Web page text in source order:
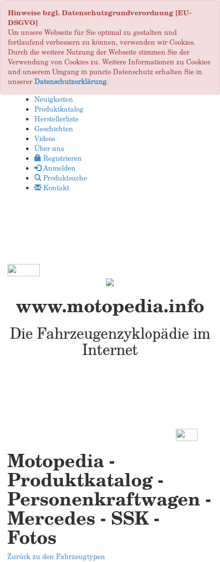
Hinweise bzgl. Datenschutzgrundverordnung [EU-
DSGVO]
Um unsere Webseite für Sie optimal zu gestalten und
fortlaufend verbessern zu können, verwenden wir Cookies.
Durch die weitere Nutzung der Webseite stimmen Sie der
Verwendung von Cookies zu. Weitere Informationen zu Cookies
und unserem Umgang in puncto Datenschutz erhalten Sie in
unsererDatenschutzerklärung.
Neuigkeiten
Produktkatalog
Herstellerliste
Geschichten
Videos
Über uns
Registrieren
Anmelden
Produktsuche
Kontakt
www.motopedia.info
Die Fahrzeugenzyklopädie im
Internet
Motopedia -
Produktkatalog -
Personenkraftwagen -
Mercedes - SSK -
Fotos
Zurück zu den Fahrzeugtypen